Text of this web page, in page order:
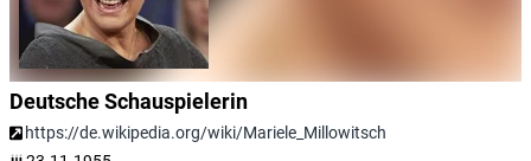
Deutsche Schauspielerin
https://de.wikipedia.org/wiki/Mariele_Millowitsch